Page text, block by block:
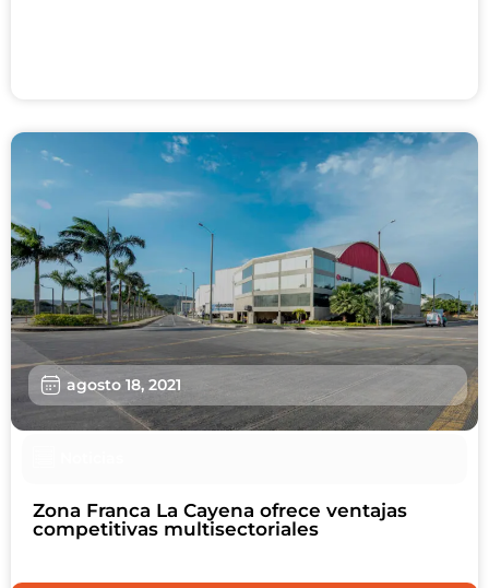
agosto 18, 2021
Zona Franca La Cayena ofrece ventajas
competitivas multisectoriales